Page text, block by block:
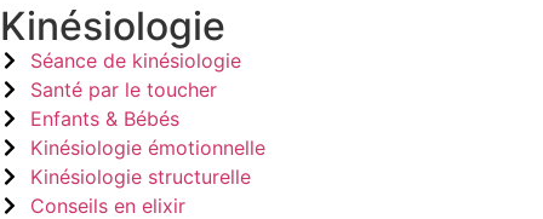
Kinésiologie
Séance de kinésiologie
Santé par le toucher
Enfants & Bébés
Kinésiologie émotionnelle
Kinésiologie structurelle
Conseils en elixir